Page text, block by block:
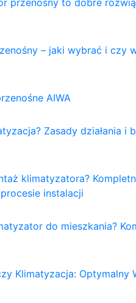
przenośny to dobre
– jaki wybrać i czy
AIWA
Zasady działania i
klimatyzatora?
instalacji
do mieszkania?
Klimatyzacja: Optymalny